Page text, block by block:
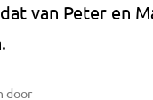
van Peter en
door